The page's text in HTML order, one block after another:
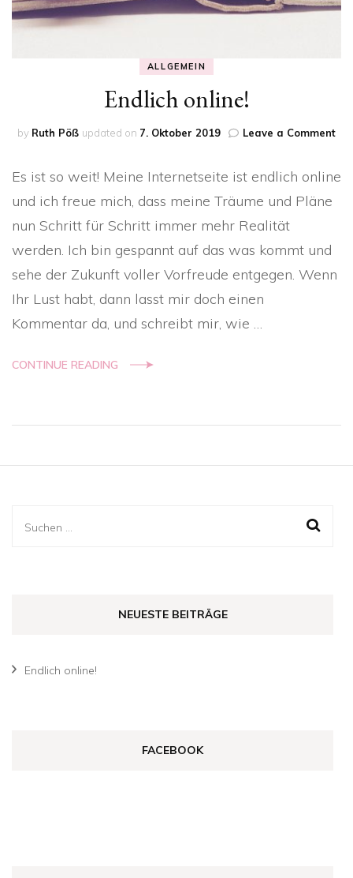
ALLGEMEIN
Endlich online!
by Ruth Pöß updated on 7. Oktober 2019 Leave a Commenton
Es ist so weit! Meine Internetseite ist endlich online
und ich freue mich, dass meine Träume und Pläne
nun Schritt für Schritt immer mehr Realität
werden. Ich bin gespannt auf das was kommt und
sehe der Zukunft voller Vorfreude entgegen. Wenn
Ihr Lust habt, dann lasst mir doch einen
Kommentar da, und schreibt mir, wie …
CONTINUE READING
Suche
NEUESTE BEITRÄGE
Endlich online!
FACEBOOK